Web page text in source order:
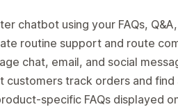
chatbot using your FAQs,
routine support and route
chat, email, and social
track orders and find
specific FAQs displayed